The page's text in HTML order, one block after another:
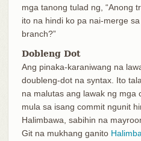
mga tanong tulad ng, “Anong
ito na hindi ko pa nai-merge
branch?”
Dobleng Dot
Ang pinaka-karaniwang na
doubleng-dot na syntax. Ito
na malutas ang lawak ng mga
mula sa isang commit ngunit
Halimbawa, sabihin na
Git na mukhang ganito